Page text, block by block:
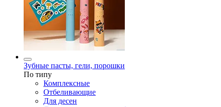
Зубные пасты, гели, порошки
По типу
Комплексные
Отбеливающие
Для десен